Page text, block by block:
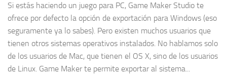
Si estás haciendo un juego para PC, Game Maker Studio te
ofrece por defecto la opción de exportación para Windows (eso
seguramente ya lo sabes). Pero existen muchos usuarios que
tienen otros sistemas operativos instalados. No hablamos solo
de los usuarios de Mac, que tienen el OS X, sino de los usuarios
de Linux. Game Maker te permite exportar al sistema...